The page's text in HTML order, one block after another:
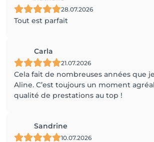
28.07.2026
Tout est parfait
Carla
21.07.2026
Cela fait de nombreuses années que
Aline. C’est toujours un moment
qualité de prestations au top !
Sandrine
10.07.2026